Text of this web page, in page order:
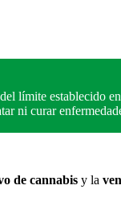
límite establecido
ni curar
de cannabis y la